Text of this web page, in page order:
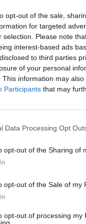
opt-out of the sale,
for targeted
selection. Please note
interest-based ads
to third parties
of your personal
This information may
Participants that may
Data Processing Opt
opt-out of the Sharing of
opt-out of the Sale of my
opt-out of processing my
będzie wynikała
formaty listów – S
tak, aby można było
Poczty Polskiej